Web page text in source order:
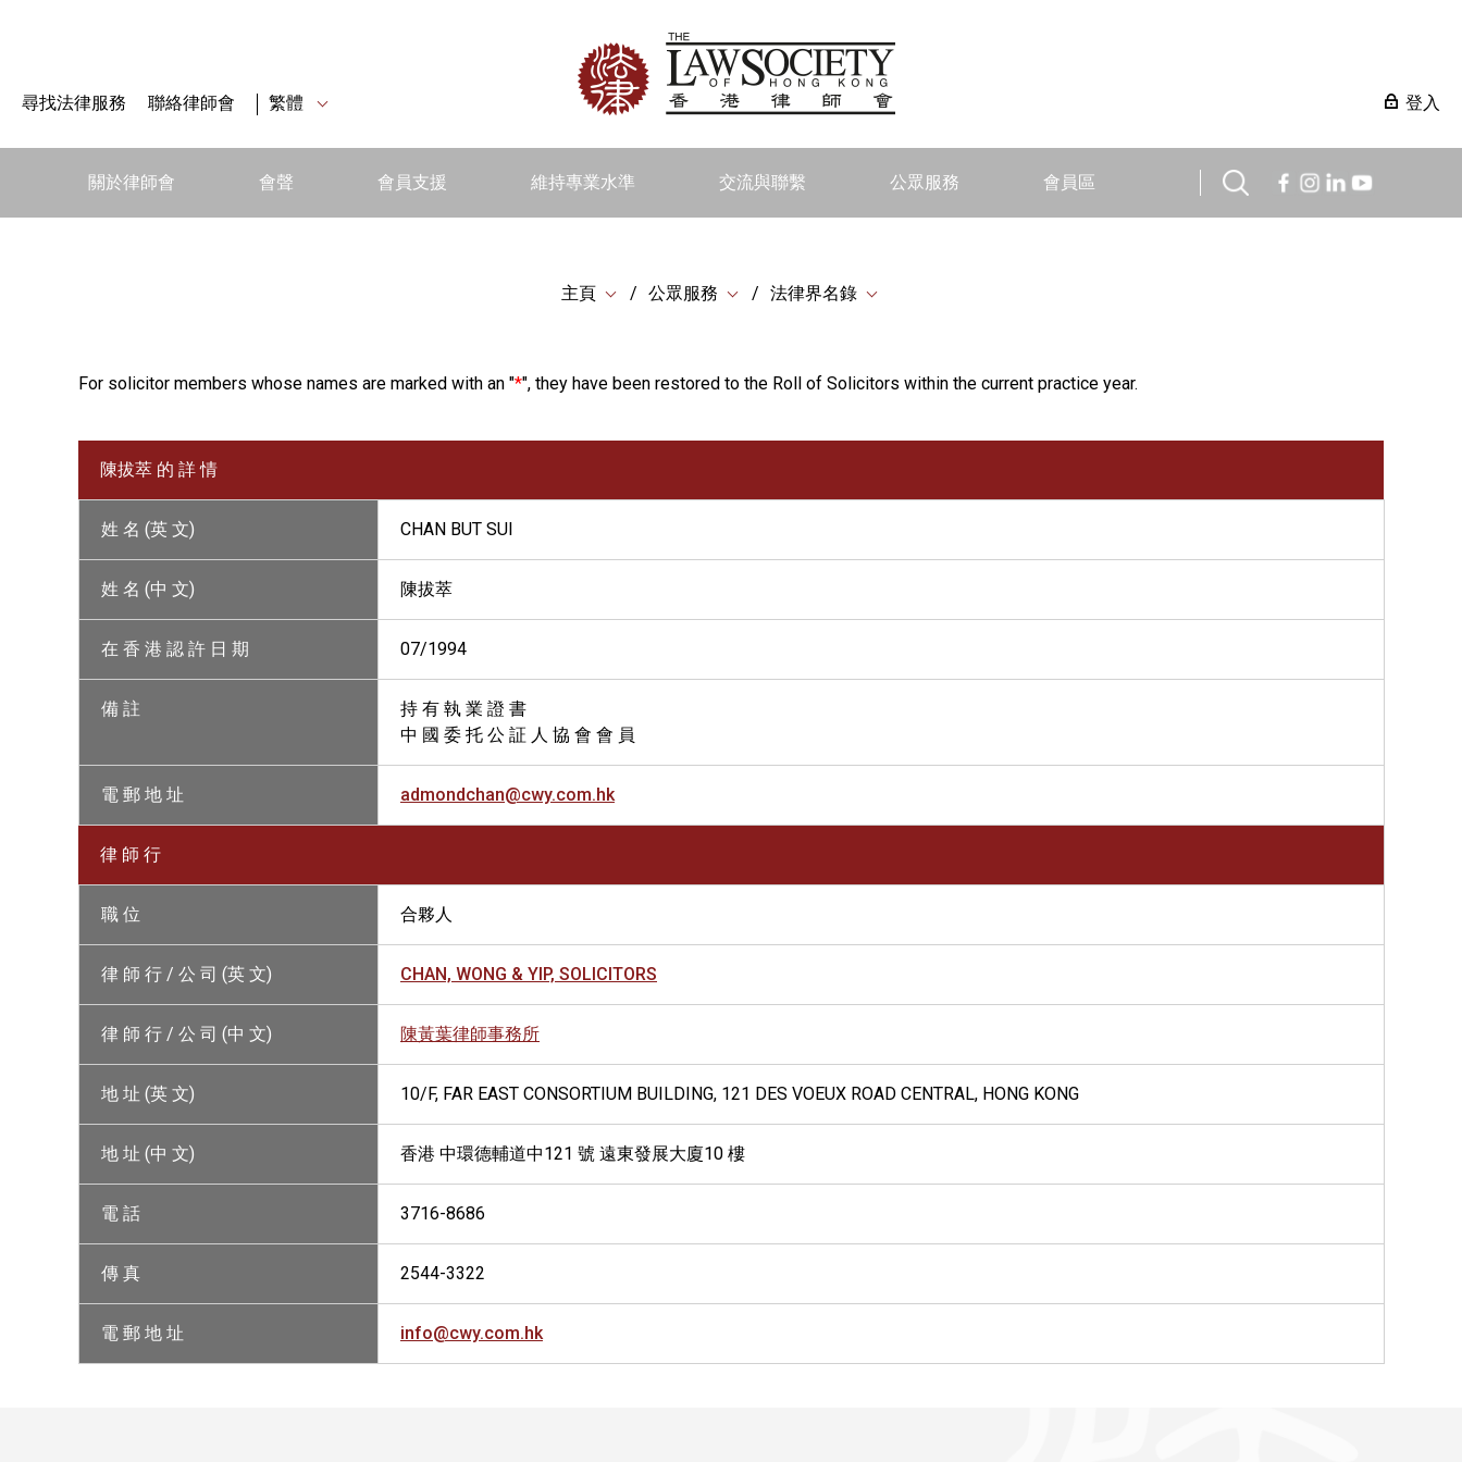
尋找法律服務 聯絡律師會 繁體 登入
關於律師會 會聲 會員支援 維持專業水準 交流與聯繫 公眾服務 會員區
主頁 公眾服務 法律界名錄
For solicitor members whose names are marked with an "*", they have been restored to the Roll of Solicitors within the current practice year.
陳拔萃 的 詳 情
姓 名 (英 文) CHAN BUT SUI
姓 名 (中 文) 陳拔萃
在 香 港 認 許 日 期 07/1994
備 註
持 有 執 業 證 書
中 國 委 托 公 証 人 協 會 會 員
電 郵 地 址 admondchan@cwy.com.hk
律 師 行
職 位 合夥人
律 師 行 / 公 司 (英 文) CHAN, WONG & YIP, SOLICITORS
律 師 行 / 公 司 (中 文) 陳黃葉律師事務所
地 址 (英 文) 10/F, FAR EAST CONSORTIUM BUILDING, 121 DES VOEUX ROAD CENTRAL, HONG KONG
地 址 (中 文) 香港 中環德輔道中121 號 遠東發展大廈10 樓
電 話 3716-8686
傳 真 2544-3322
電 郵 地 址 info@cwy.com.hk